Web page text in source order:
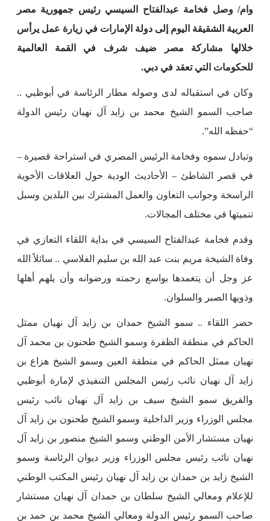
وام/ وصل فخامة عبدالفتاح السيسي رئيس جمهورية مصر
العربية الشقيقة اليوم إلى دولة الإمارات في زيارة عمل يرأس
خلالها مشاركة مصر ضيف شرف في القمة العالمية
للحكومات التي تعقد في دبي.
وكان في استقباله لدى وصوله مطار الرئاسة في أبوظبي ..
صاحب السمو الشيخ محمد بن زايد آل نهيان رئيس الدولة
“حفظه الله”.
وتبادل سموه وفخامة الرئيس المصري في استراحة قصيرة –
في قصر الشاطئ – الأحاديث الودية حول العلاقات الأخوية
الراسخة وجوانب التعاون والعمل المشترك بين البلدين وسبل
تنميتها في مختلف المجالات.
وقدم فخامة عبدالفتاح السيسي في بداية اللقاء التعازي في
وفاة الشيخة مريم بنت عبد الله بن سليم الفلاسي .. سائلاً الله
عز وجل أن يتغمدها بواسع رحمته ورضوانه وأن يلهم أهلها
وذويها الصبر والسلوان.
حضر اللقاء .. سمو الشيخ حمدان بن زايد آل نهيان ممثل
الحاكم في منطقة الظفرة وسمو الشيخ طحنون بن محمد آل
نهيان ممثل الحاكم في منطقة العين وسمو الشيخ هزاع بن
زايد آل نهيان نائب رئيس المجلس التنفيذي لإمارة أبوظبي
والفريق سمو الشيخ سيف بن زايد آل نهيان نائب رئيس
مجلس الوزراء وزير الداخلية وسمو الشيخ طحنون بن زايد آل
نهيان مستشار الأمن الوطني وسمو الشيخ منصور بن زايد آل
نهيان نائب رئيس مجلس الوزراء وزير ديوان الرئاسة وسمو
الشيخ زايد بن حمدان بن زايد آل نهيان رئيس المكتب الوطني
للإعلام ومعالي الشيخ سلطان بن حمدان آل نهيان مستشار
صاحب السمو رئيس الدولة ومعالي الشيخ محمد بن حمد بن